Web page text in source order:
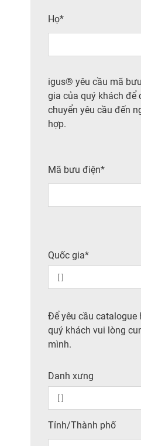
Họ*
igus® yêu cầu mã
gia của quý khách để
chuyển yêu cầu đến
hợp.
Mã bưu điện*
Quốc gia*
Để yêu cầu catalogue
quý khách vui lòng
mình.
Danh xưng
Tỉnh/Thành phố